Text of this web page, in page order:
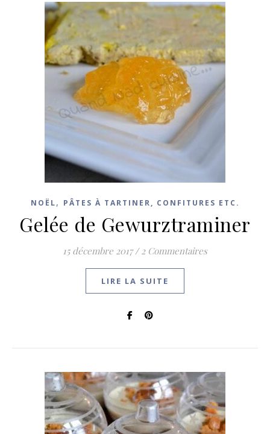
NOËL, PÂTES À TARTINER, CONFITURES ETC.
Gelée de Gewurztraminer
15 décembre 2017 / 2 Commentaires
LIRE LA SUITE